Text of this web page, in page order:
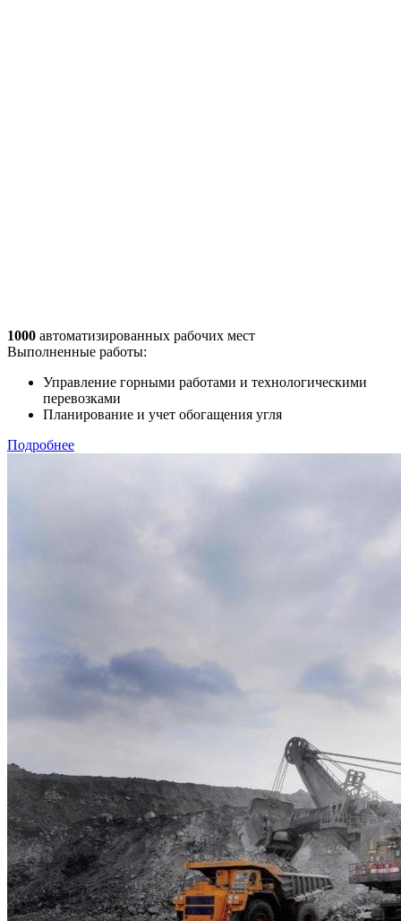
1000 автоматизированных рабочих мест
Выполненные работы:
Управление горными работами и технологическими
перевозками
Планирование и учет обогащения угля
Подробнее